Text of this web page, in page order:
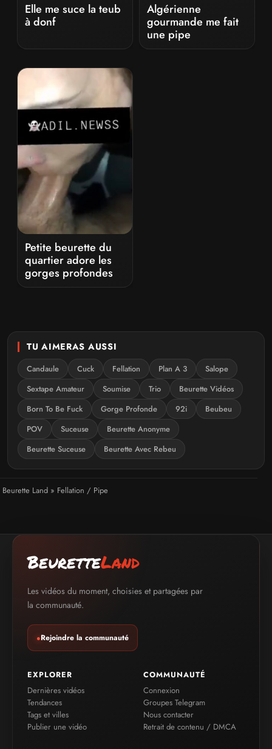
Elle me suce la teub
à donf
Algérienne
gourmande me fait
une pipe
Petite beurette du
quartier adore les
gorges profondes
TU AIMERAS AUSSI
Candaule Cuck Fellation Plan A 3
Salope
Sextape Amateur
Soumise Trio
Beurette Vidéos
Born To Be Fuck
Gorge Profonde 92i
Beubeu
POV
Suceuse
Beurette Anonyme
Beurette Suceuse
Beurette Avec Rebeu
Beurette Land » Fellation / Pipe
BeuretteLand
Les vidéos du moment, choisies et partagées par
la communauté.
●Rejoindre la communauté
EXPLORER
Dernières vidéos
Tendances
Tags et villes
Publier une vidéo
COMMUNAUTÉ
Connexion
Groupes Telegram
Nous contacter
Retrait de contenu / DMCA